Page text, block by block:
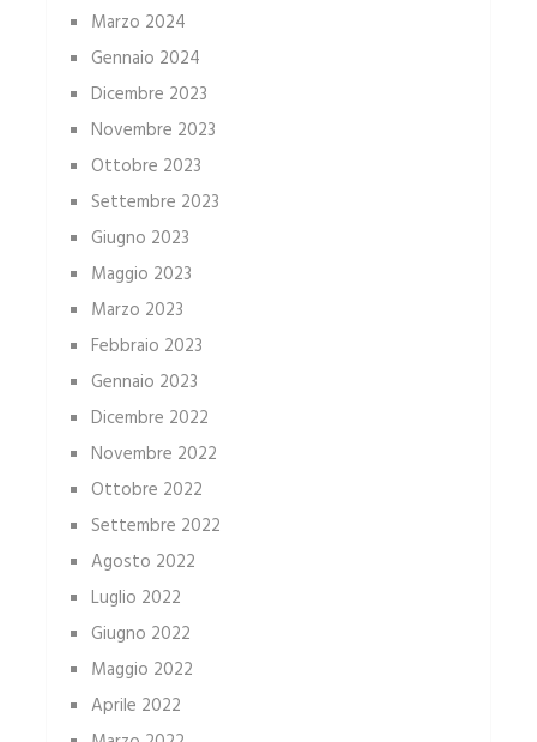
Marzo 2024
Gennaio 2024
Dicembre 2023
Novembre 2023
Ottobre 2023
Settembre 2023
Giugno 2023
Maggio 2023
Marzo 2023
Febbraio 2023
Gennaio 2023
Dicembre 2022
Novembre 2022
Ottobre 2022
Settembre 2022
Agosto 2022
Luglio 2022
Giugno 2022
Maggio 2022
Aprile 2022